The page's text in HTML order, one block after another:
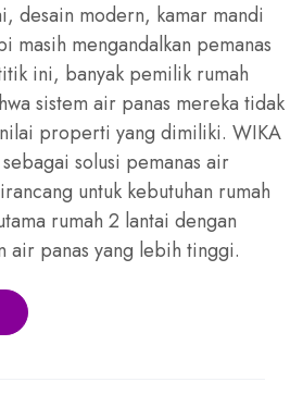
desain modern, kamar mandi
mengandalkan pemanas
ini, banyak pemilik rumah
sistem air panas mereka tidak
properti yang dimiliki. WIKA
solusi pemanas air
untuk kebutuhan rumah
rumah 2 lantai dengan
air panas yang lebih tinggi.